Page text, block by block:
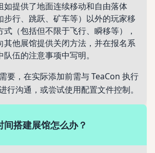
如提供了地面连续移动和自由落体
步行、跳跃、矿车等）以外的玩家移
式（包括但不限于飞行、瞬移等），
其他展馆提供关闭方法，并在报名系
队伍的注意事项中写明。
要，在实际添加前需与 TeaCon 执行
行沟通，或尝试使用配置文件控制。
间搭建展馆怎么办？